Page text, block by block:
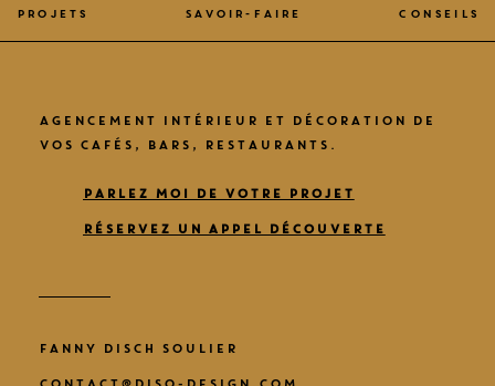
Projets Savoir-faire Conseils
AGENCEMENT INTÉRIEUR ET DÉCORATION DE
VOS CAFÉS, BARS, RESTAURANTS.
PARLEZ MOI DE VOTRE PROJET
RÉSERVEZ UN APPEL DÉCOUVERTE
FANNY DISCH SOULIER